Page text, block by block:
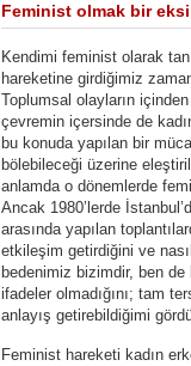
Feminist olmak bir
Kendimi feminist olarak
hareketine girdiğimiz
Toplumsal olayların
çevremin içersinde de
bu konuda yapılan bir
bölebileceği üzerine
anlamda o dönemlerde
Ancak 1980’lerde
arasında yapılan
etkileşim getirdiğini ve
bedenimiz bizimdir, ben
ifadeler olmadığını; tam
anlayış getirebildiğimi
Feminist hareketi kadın